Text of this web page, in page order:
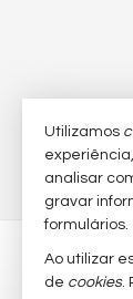
Utilizamos
analisar
gravar
formulários.
Ao utilizar
de cookies.